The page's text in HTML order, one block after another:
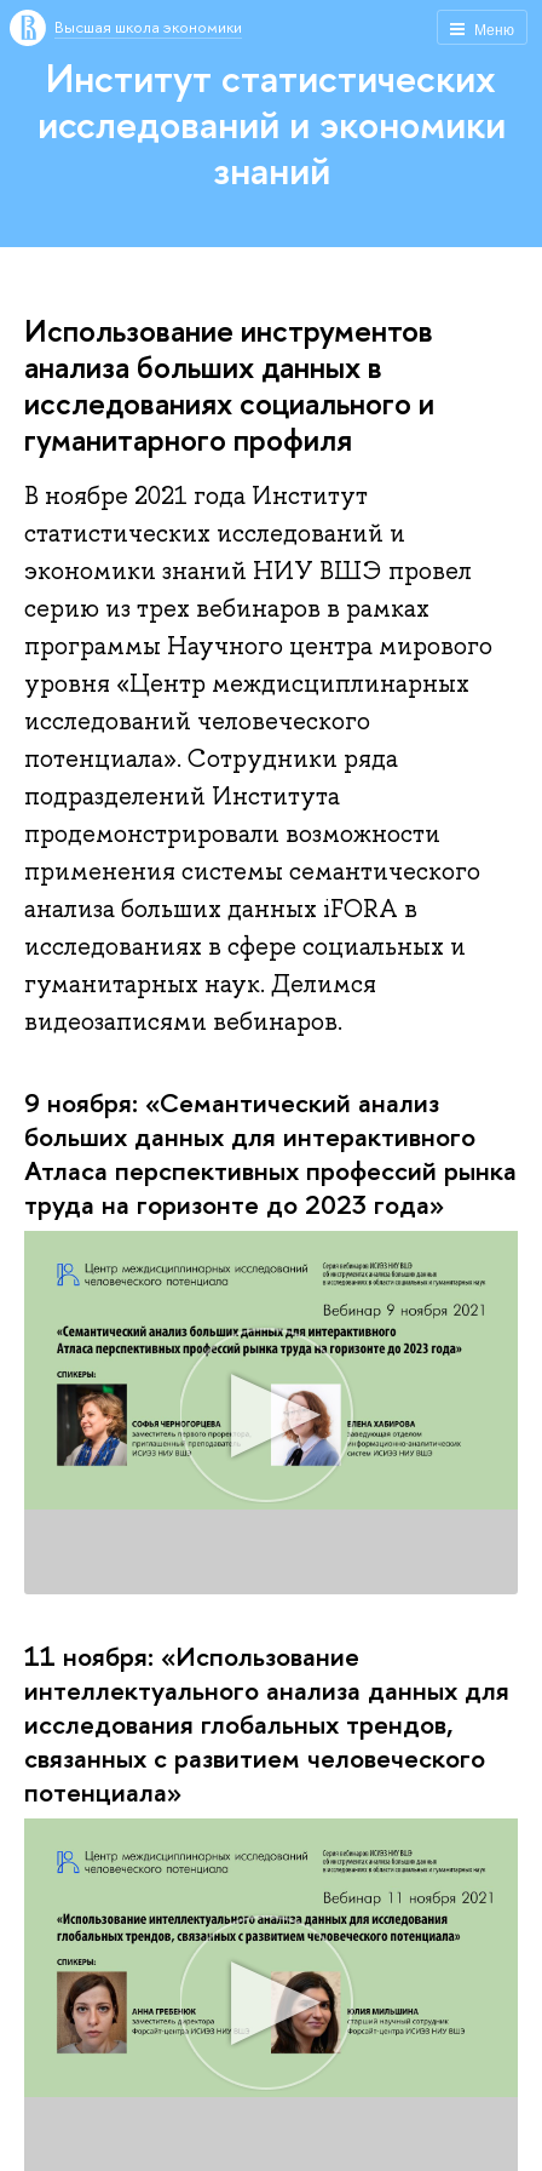
Меню
Высшая школа экономики
Институт статистических
исследований и экономики
знаний
Использование инструментов
анализа больших данных в
исследованиях социального и
гуманитарного профиля
В ноябре 2021 года Институт
статистических исследований и
экономики знаний НИУ ВШЭ провел
серию из трех вебинаров в рамках
программы Научного центра мирового
уровня «Центр междисциплинарных
исследований человеческого
потенциала». Сотрудники ряда
подразделений Института
продемонстрировали возможности
применения системы семантического
анализа больших данных iFORA в
исследованиях в сфере социальных и
гуманитарных наук. Делимся
видеозаписями вебинаров.
9 ноября: «Семантический анализ
больших данных для интерактивного
Атласа перспективных профессий рынка
труда на горизонте до 2023 года»
11 ноября: «Использование
интеллектуального анализа данных для
исследования глобальных трендов,
связанных с развитием человеческого
потенциала»